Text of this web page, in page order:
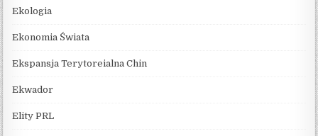
Ekologia
Ekonomia Świata
Ekspansja Terytoreialna Chin
Ekwador
Elity PRL